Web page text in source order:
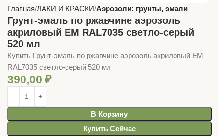
Главная ЛАКИ И КРАСКИ Аэрозоли: грунты, эмали
Грунт-эмаль по ржавчине аэрозоль
акриловый EM RAL7035 светло-серый
520 мл
Купить Грунт-эмаль по ржавчине аэрозоль акриловый EM
RAL7035 светло-серый 520 мл
390,00 ₽
В Корзину
Купить Сейчас